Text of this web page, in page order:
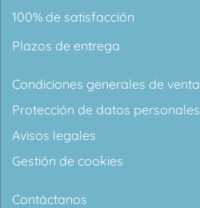
100% de satisfacción
Plazos de entrega
Condiciones generales de venta
Protección de datos personales
Avisos legales
Gestión de cookies
Contáctanos